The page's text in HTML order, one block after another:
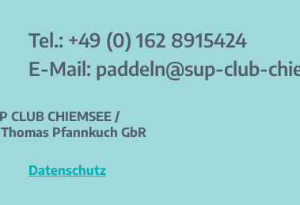
Tel.: +49 (0) 162 8915424
E-Mail: paddeln@sup-club-
CLUB CHIEMSEE /
Pfannkuch GbR
Datenschutz